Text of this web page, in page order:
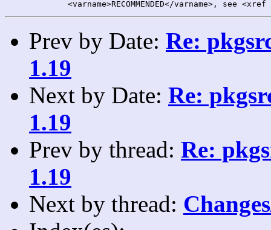
Prev by Date: Re:
1.19
Next by Date: Re:
1.19
Prev by thread: Re:
1.19
Next by thread: